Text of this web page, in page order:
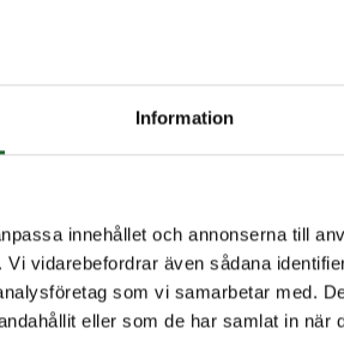
Information
innehållet och annonserna till
vidarebefordrar även sådana
som vi samarbetar med.
eller som de har samlat in när